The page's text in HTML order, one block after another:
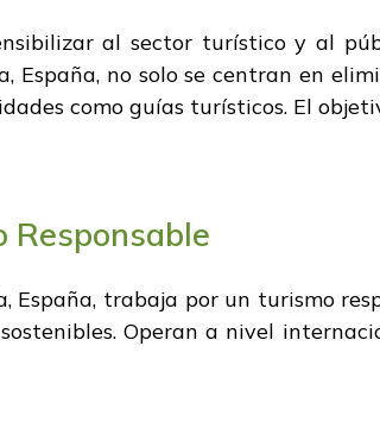
al sector turístico y al
España, no solo se centran en
como guías turísticos. El
Responsable
España, trabaja por un turismo
Operan a nivel